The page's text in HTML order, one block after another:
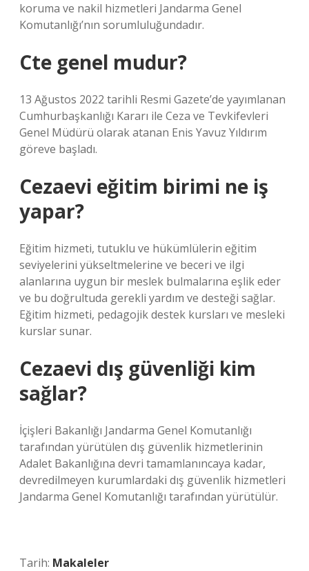
koruma ve nakil hizmetleri Jandarma Genel
Komutanlığı’nın sorumluluğundadır.
Cte genel mudur?
13 Ağustos 2022 tarihli Resmi Gazete’de yayımlanan
Cumhurbaşkanlığı Kararı ile Ceza ve Tevkifevleri
Genel Müdürü olarak atanan Enis Yavuz Yıldırım
göreve başladı.
Cezaevi eğitim birimi ne iş
yapar?
Eğitim hizmeti, tutuklu ve hükümlülerin eğitim
seviyelerini yükseltmelerine ve beceri ve ilgi
alanlarına uygun bir meslek bulmalarına eşlik eder
ve bu doğrultuda gerekli yardım ve desteği sağlar.
Eğitim hizmeti, pedagojik destek kursları ve mesleki
kurslar sunar.
Cezaevi dış güvenliği kim
sağlar?
İçişleri Bakanlığı Jandarma Genel Komutanlığı
tarafından yürütülen dış güvenlik hizmetlerinin
Adalet Bakanlığına devri tamamlanıncaya kadar,
devredilmeyen kurumlardaki dış güvenlik hizmetleri
Jandarma Genel Komutanlığı tarafından yürütülür.
Tarih: Makaleler